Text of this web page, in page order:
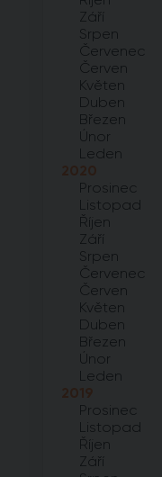
Září
Srpen
Červenec
Červen
Květen
Duben
Březen
Únor
Leden
2020
Prosinec
Listopad
Říjen
Září
Srpen
Červenec
Červen
Květen
Duben
Březen
Únor
Leden
2019
Prosinec
Listopad
Říjen
Září